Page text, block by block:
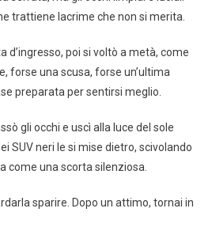
trattiene lacrime che non si merita.
d’ingresso, poi si voltò a metà, come
forse una scusa, forse un’ultima
preparata per sentirsi meglio.
gli occhi e uscì alla luce del sole
SUV neri le si mise dietro, scivolando
come una scorta silenziosa.
sparire. Dopo un attimo, tornai in